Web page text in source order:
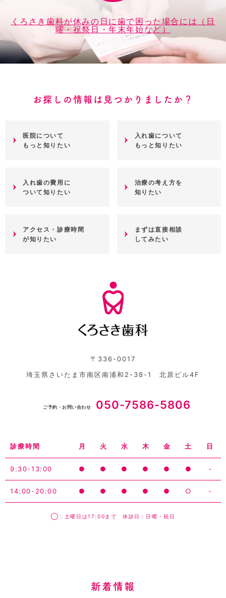
くろさき歯科が休みの日に歯で困った場合には（日
曜・祝祭日・年末年始など）
お探しの情報は見つかりましたか？
医院について
もっと知りたい
入れ歯について
もっと知りたい
入れ歯の費用に
ついて知りたい
治療の考え方を
知りたい
アクセス・診療時間
が知りたい
まずは直接相談
してみたい
〒336-0017
埼玉県さいたま市南区南浦和2-38-1 北原ビル4F
ご予約・お問い合わせ 050-7586-5806
診療時間 月 火 水 木 金 土 日
9:30-13:00 ● ● ● ● ● ● -
14:00-20:00 ● ● ● ● ● ○ -
◯：土曜日は17:00まで 休診日：日曜・祝日
新着情報